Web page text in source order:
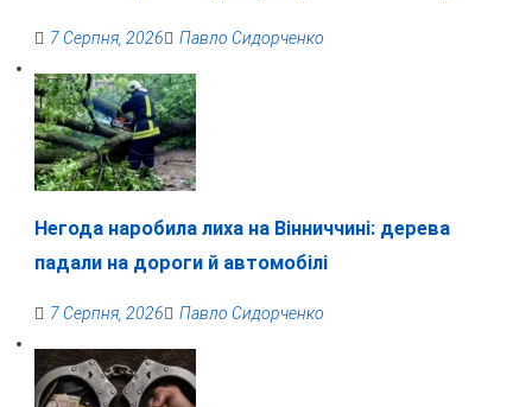
7 Серпня, 2026 Павло Сидорченко
Негода наробила лиха на Вінниччині: дерева
падали на дороги й автомобілі
7 Серпня, 2026 Павло Сидорченко